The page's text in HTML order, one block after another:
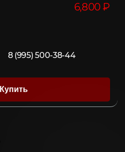
6,800 ₽
Купить
8 (995) 500-38-44